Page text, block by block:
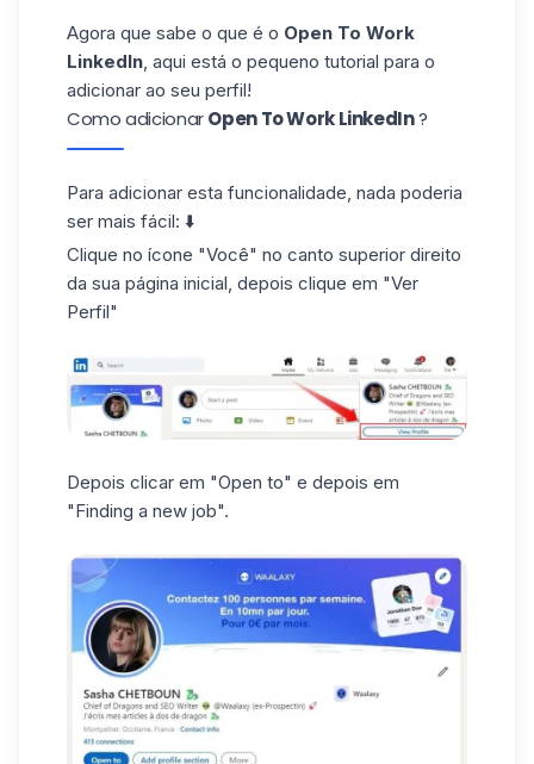
Agora que sabe o que é o Open To Work
LinkedIn , aqui está o pequeno tutorial para o
adicionar ao seu perfil!
Como adicionarOpen To Work LinkedIn?
Para adicionar esta funcionalidade, nada poderia
ser mais fácil: ⬇️
Clique no ícone "Você" no canto superior direito
da sua página inicial, depois clique em "Ver
Perfil"
Depois clicar em "Open to" e depois em
"Finding a new job".